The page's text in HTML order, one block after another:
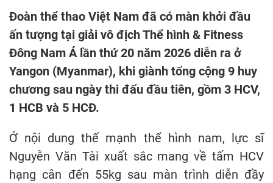
Đoàn thể thao Việt Nam đã có màn khởi đầu
ấn tượng tại giải vô địch Thể hình & Fitness
Đông Nam Á lần thứ 20 năm 2026 diễn ra ở
Yangon (Myanmar), khi giành tổng cộng 9 huy
chương sau ngày thi đấu đầu tiên, gồm 3 HCV,
1 HCB và 5 HCĐ.
Ở nội dung thế mạnh thể hình nam, lực sĩ
Nguyễn Văn Tài xuất sắc mang về tấm HCV
hạng cân đến 55kg sau màn trình diễn đầy